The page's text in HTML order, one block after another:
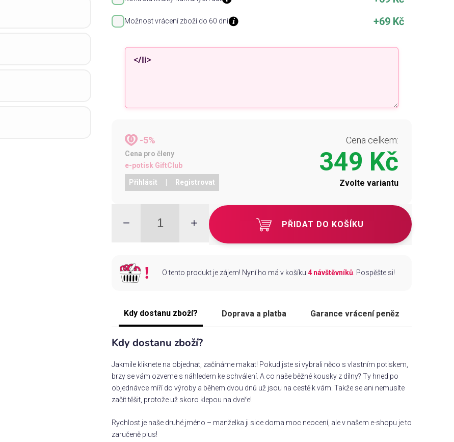
Možnost vrácení zboží do 60 dní +69 Kč
-5%
Cena pro členy
e-potisk GiftClub
Přihlásit Registrovat
Cena celkem:
349 Kč
Zvolte variantu
PŘIDAT DO KOŠÍKU
O tento produkt je zájem! Nyní ho má v košíku 4 návštěvníků. Pospěšte si!
Kdy dostanu zboží? Doprava a platba Garance vrácení peněz
Kdy dostanu zboží?
Jakmile kliknete na objednat, začínáme makat! Pokud jste si vybrali něco s vlastním potiskem,
brzy se vám ozveme s náhledem ke schválení. A co naše běžné kousky z dílny? Ty hned po
objednávce míří do výroby a během dvou dnů už jsou na cestě k vám. Takže se ani nemusíte
začít těšit, protože už skoro klepou na dveře!
Rychlost je naše druhé jméno – manželka ji sice doma moc neocení, ale v našem e-shopu je to
zaručeně plus!